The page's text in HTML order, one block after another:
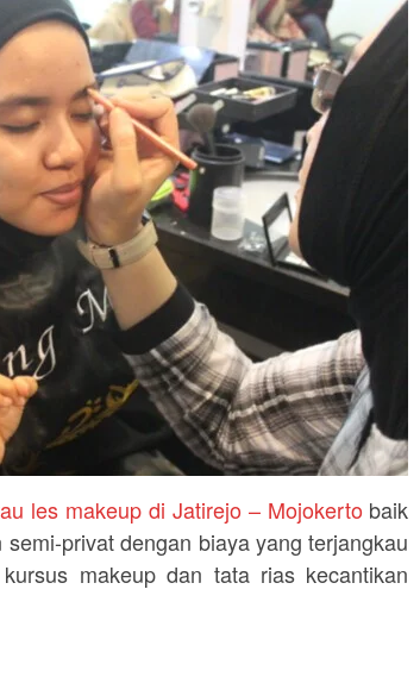
les makeup di Jatirejo – Mojokerto baik
privat dengan biaya yang terjangkau
makeup dan tata rias kecantikan